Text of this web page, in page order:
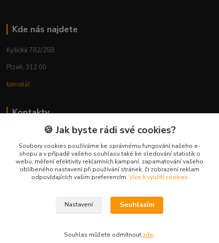
Kde nás najdete
Kyšická 782/25B
Plzeň, 312 00
kancelář
Kontakty
Ing. Michal Vaněk
+420 603 332 100
(Po-Pá, 10-17 hod.)
info@vyhodnynakup.eu
🍪 Jak byste rádi své cookies?
Soubory cookies používáme ke správnému fungování našeho e-
shopu a v případě vašeho souhlasu také ke sledování statistik o
webu, měření efektivity reklamních kampaní, zapamatování vašeho
oblíbeného nastavení při používání stránek, či zobrazení reklam
odpovídajících vašim preferencím. Více k využití cookies
Nastavení Souhlasím
Souhlas můžete odmítnout zde.